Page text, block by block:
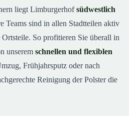
liegt Limburgerhofsüdwestlich
Teams sind in allen Stadtteilen aktiv
So profitieren Sie überall in
unserem schnellen und flexiblen
Frühjahrsputz oder nach
Reinigung der Polster die